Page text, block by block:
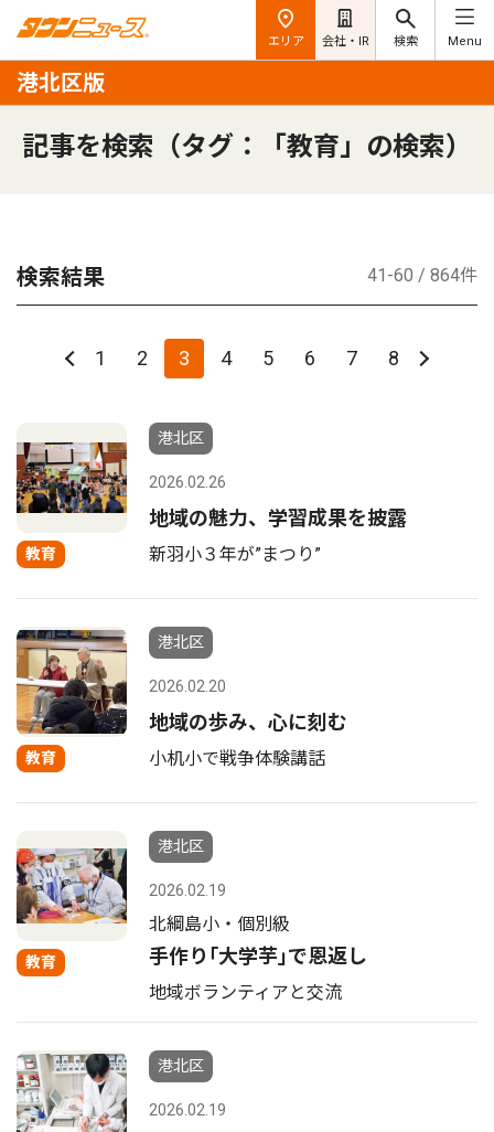
エリア 会社・IR 検索 Menu
港北区版
記事を検索（タグ：「教育」の検索）
検索結果 41-60 / 864件
1 2 3 4 5 6 7 8
教育
港北区
2026.02.26
地域の魅力、学習成果を披露
新羽小３年が”まつり”
教育
港北区
2026.02.20
地域の歩み、心に刻む
小机小で戦争体験講話
教育
港北区
2026.02.19
北綱島小・個別級
手作り｢大学芋｣で恩返し
地域ボランティアと交流
港北区
2026.02.19